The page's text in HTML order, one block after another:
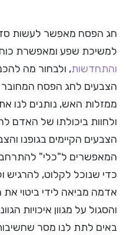
חג הפסח מאפשר לעשות
למשיכת שפע ומאפשרת
והתחדשות, ולבחור מה
הצבעים לחג הפסח המחובר
ממזלות האש, נותנים לנו
ולחוות ביכולתו של האדם
הצבעים הקיימים בגופנו
המאפשרים ל"כלי" להתרחב
כדי שנוכל לקלוט, להרגיש
אדמה מביאה לידי ביטוי
והסגול על מגוון איכויות
באים לתת לנו מסר